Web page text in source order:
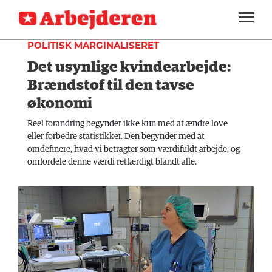
SEKTIONER
ARBEJDEREN
MENER
FAGLIGT
INDLAND
UDLAND
KALENDER
BLOGS
DEBAT
SOUNDCLOUD
ABONNER
LOG IND
POLITISK MARGINALISERET
Det usynlige kvindearbejde:
Brændstof til den tavse
økonomi
Reel forandring begynder ikke kun med at ændre love
eller forbedre statistikker. Den begynder med at
omdefinere, hvad vi betragter som værdifuldt arbejde, og
omfordele denne værdi retfærdigt blandt alle.